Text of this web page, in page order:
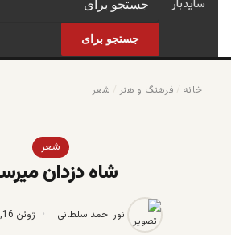
سایدبار
جستجو برای
خانه فرهنگ و هنر شعر
شعر
شاه دزدان
نور احمد سلطانی ژوئن 16, 2022